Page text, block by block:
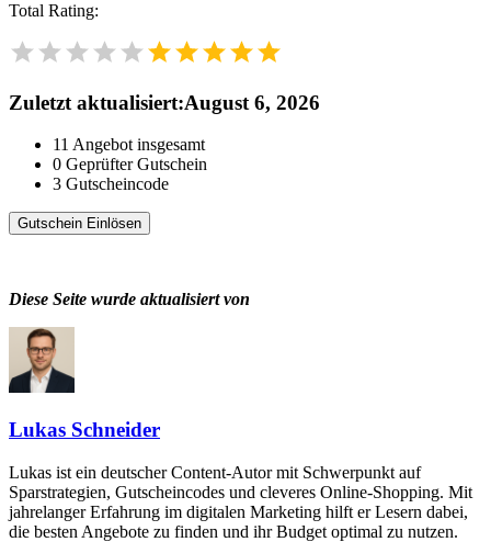
Total Rating:
Zuletzt aktualisiert:August 6, 2026
11 Angebot insgesamt
0 Geprüfter Gutschein
3 Gutscheincode
Gutschein Einlösen
Diese Seite wurde aktualisiert von
Lukas Schneider
Lukas ist ein deutscher Content-Autor mit Schwerpunkt auf
Sparstrategien, Gutscheincodes und cleveres Online-Shopping. Mit
jahrelanger Erfahrung im digitalen Marketing hilft er Lesern dabei,
die besten Angebote zu finden und ihr Budget optimal zu nutzen.